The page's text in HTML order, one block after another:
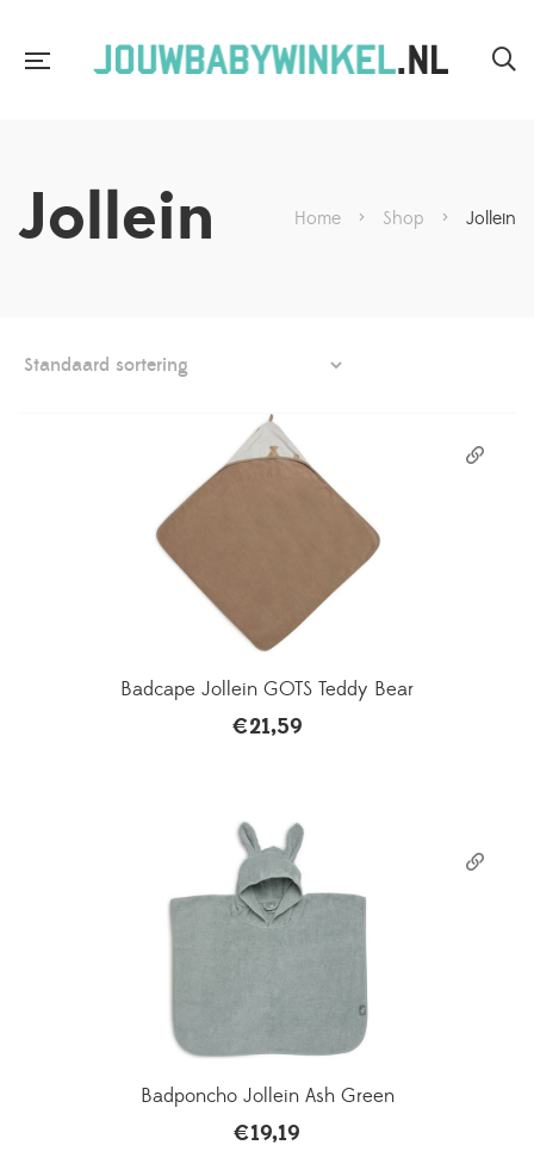
Jollein Home > Shop > Jollein
Badcape Jollein GOTS Teddy Bear
€21,59
Badponcho Jollein Ash Green
€19,19